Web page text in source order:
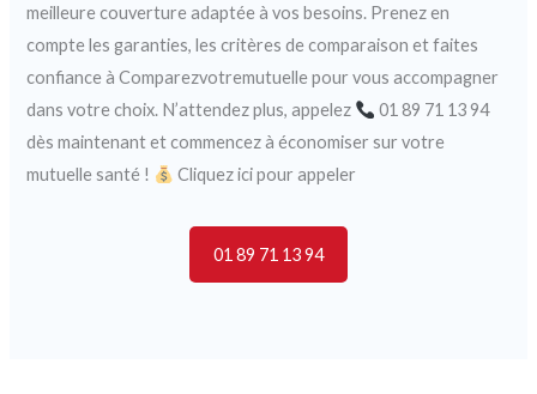
meilleure couverture adaptée à vos besoins. Prenez en
compte les garanties, les critères de comparaison et faites
confiance à Comparezvotremutuelle pour vous accompagner
dans votre choix. N’attendez plus, appelez
01 89 71 13 94
dès maintenant et commencez à économiser sur votre
mutuelle santé !
Cliquez ici pour appeler
01 89 71 13 94